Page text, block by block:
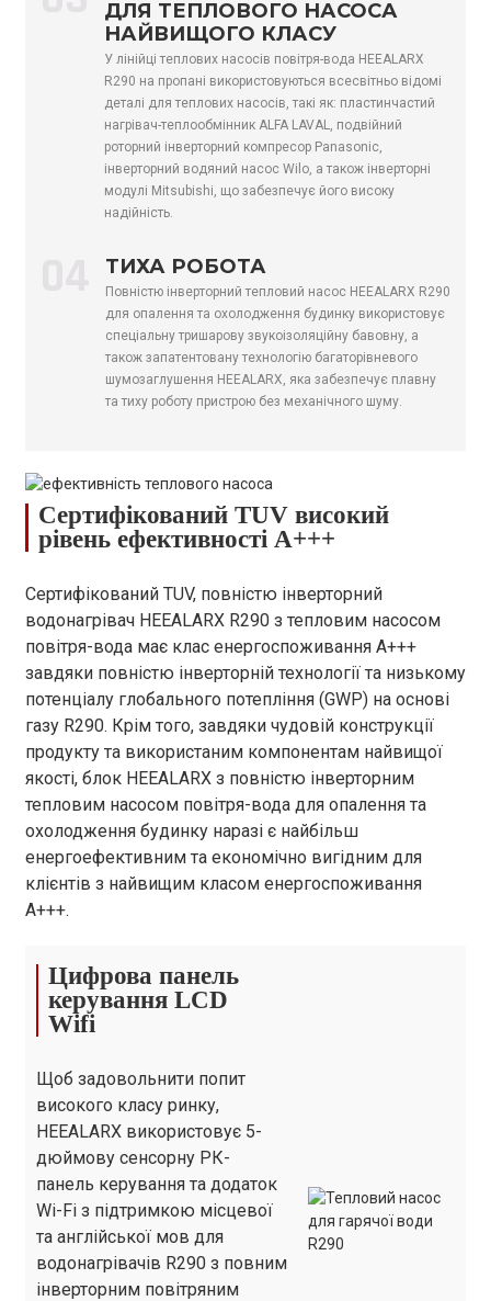
ДЛЯ ТЕПЛОВОГО НАСОСА
НАЙВИЩОГО КЛАСУ
У лінійці теплових насосів повітря-вода HEEALARX
R290 на пропані використовуються всесвітньо відомі
деталі для теплових насосів, такі як: пластинчастий
нагрівач-теплообмінник ALFA LAVAL, подвійний
роторний інверторний компресор Panasonic,
інверторний водяний насос Wilo, а також інверторні
модулі Mitsubishi, що забезпечує його високу
надійність.
ТИХА РОБОТА
Повністю інверторний тепловий насос HEEALARX R290
для опалення та охолодження будинку використовує
спеціальну тришарову звукоізоляційну бавовну, а
також запатентовану технологію багаторівневого
шумозаглушення HEEALARX, яка забезпечує плавну
та тиху роботу пристрою без механічного шуму.
Сертифікований TUV високий
рівень ефективності A+++
Сертифікований TUV, повністю інверторний
водонагрівач HEEALARX R290 з тепловим насосом
повітря-вода має клас енергоспоживання A+++
завдяки повністю інверторній технології та низькому
потенціалу глобального потепління (GWP) на основі
газу R290. Крім того, завдяки чудовій конструкції
продукту та використаним компонентам найвищої
якості, блок HEEALARX з повністю інверторним
тепловим насосом повітря-вода для опалення та
охолодження будинку наразі є найбільш
енергоефективним та економічно вигідним для
клієнтів з найвищим класом енергоспоживання
A+++.
Цифрова панель
керування LCD
Wifi
Щоб задовольнити попит
високого класу ринку,
HEEALARX використовує 5-
дюймову сенсорну РК-
панель керування та додаток
Wi-Fi з підтримкою місцевої
та англійської мов для
водонагрівачів R290 з повним
інверторним повітряним
CO2, еквівалент Том 0,0015 0,0021
Рівень звукової
потужності
дБ(А) 57 58
температура
навколишнього
℃ -25～43
компресора
/ ГМКК
Теплообмінник
на стороні води
/ Тип пластини
стороною
Падіння тиску
води (макс.)
кПа 25 30
вентилятора
/
Колумбія
Кількість
вентиляторів
/ 1 1
Підключення
дюйм Г1" Г1"
Циркуляційний
насос
бренд
SHIMGE / WILO
/ AWMT
Циркуляційний
насос, напір води
12 / 9 / 12.5
Тип шафи /
Оцинкований лист
Розміри одиниці
(Д/Ш/В)
мм 1300×485×930
Вага нетто/
брутто